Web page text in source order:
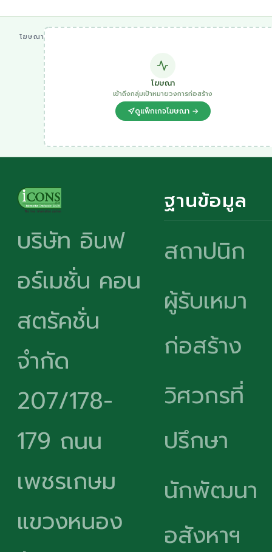
โฆษณา
โฆษณา
เข้าถึงกลุ่มเป้าหมายวงการก่อสร้าง
ดูแพ็กเกจโฆษณา →
บริษัท อินฟ
อร์เมชั่น คอน
สตรัคชั่น
จำกัด
207/178-
179 ถนน
เพชรเกษม
แขวงหนอง
ฐานข้อมูล
สถาปนิก
ผู้รับเหมา
ก่อสร้าง
วิศวกรที่
ปรึกษา
นักพัฒนา
อสังหาฯ